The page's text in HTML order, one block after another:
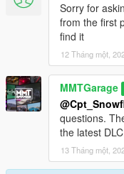
Sorry for
from the first
find it
12 Tháng một,
MMTGarage
questions.
the latest
13 Tháng một,